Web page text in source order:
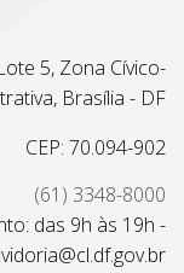
5, Zona Cívico-
Brasília - DF
CEP: 70.094-902
(61) 3348-8000
das 9h às 19h -